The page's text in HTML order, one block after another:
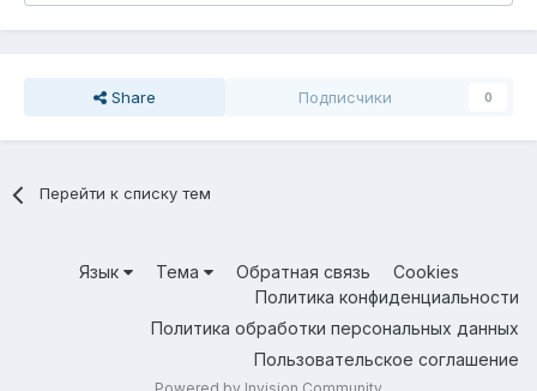
Share Подписчики 0
Перейти к списку тем
Язык Тема Обратная связь
Cookies
Политика конфиденциальности
Политика обработки персональных данных
Пользовательское соглашение